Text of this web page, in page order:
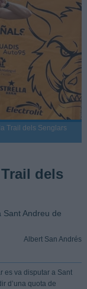
Trail dels Senglars
dels
Sant Andreu de
Albert San Andrés
es va disputar a Sant
d’una quota de